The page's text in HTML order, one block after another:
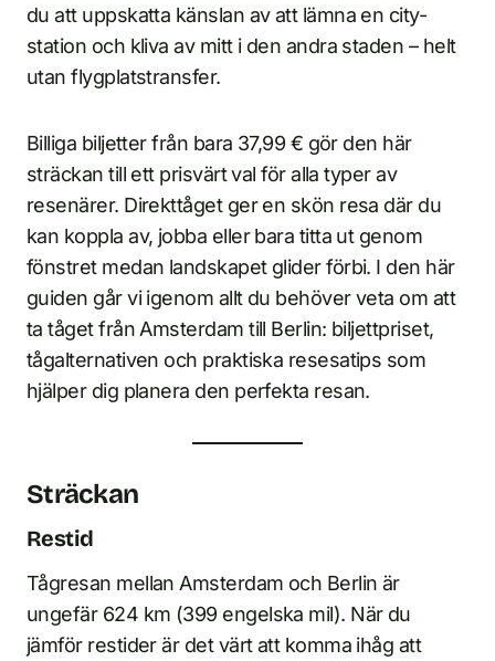
du att uppskatta känslan av att lämna en city-
station och kliva av mitt i den andra staden – helt
utan flygplatstransfer.
Billiga biljetter från bara 37,99 € gör den här
sträckan till ett prisvärt val för alla typer av
resenärer. Direkttåget ger en skön resa där du
kan koppla av, jobba eller bara titta ut genom
fönstret medan landskapet glider förbi. I den här
guiden går vi igenom allt du behöver veta om att
ta tåget från Amsterdam till Berlin: biljettpriset,
tågalternativen och praktiska resesatips som
hjälper dig planera den perfekta resan.
Sträckan
Restid
Tågresan mellan Amsterdam och Berlin är
ungefär 624 km (399 engelska mil). När du
jämför restider är det värt att komma ihåg att